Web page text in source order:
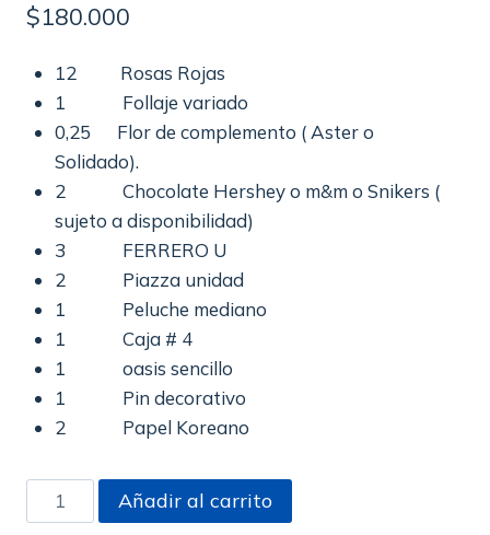
$180.000
12 Rosas Rojas
1 Follaje variado
0,25 Flor de complemento ( Aster o
Solidado).
2 Chocolate Hershey o m&m o Snikers (
sujeto a disponibilidad)
3 FERRERO U
2 Piazza unidad
1 Peluche mediano
1 Caja # 4
1 oasis sencillo
1 Pin decorativo
2 Papel Koreano
Romantico
cantidad
Añadir al carrito